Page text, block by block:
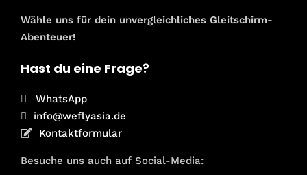
Wähle uns für dein unvergleichliches Gleitschirm-
Abenteuer!
Hast du eine Frage?
WhatsApp
info@weflyasia.de
Kontaktformular
Besuche uns auch auf Social-Media: